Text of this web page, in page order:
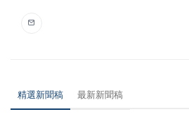
精選新聞稿 最新新聞稿